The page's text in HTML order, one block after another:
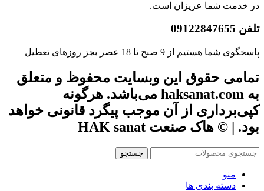
در خدمت شما عزیزان است.
تلفن 09122847655
پاسخگوی شما هستیم از 9 صبح تا 18 عصر بجز روزهای تعطیل
تمامی حقوق این وبسایت محفوظ و متعلق
به haksanat.com می‌باشد. هرگونه
کپی‌برداری از آن موجب پیگرد قانونی خواهد
بود. | © هاک صنعت HAK sanat
جستجو
منو
دسته بندی ها